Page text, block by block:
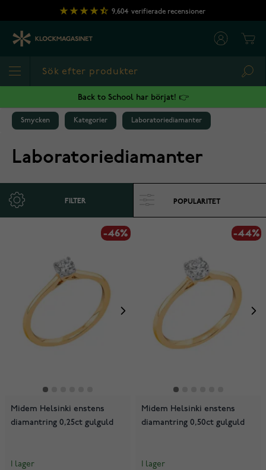
Hoppa till innehållet
9,604 verifierade recensioner
Back to School har börjat! 👉
Smycken Kategorier Laboratoriediamanter
Laboratoriediamanter
FILTER
-46%
Midem Helsinki enstens
diamantring 0,25ct gulguld
I lager
-44%
Midem Helsinki enstens
diamantring 0,50ct gulguld
I lager